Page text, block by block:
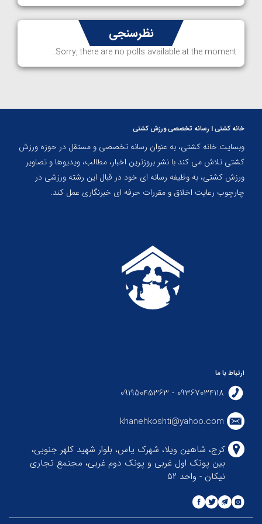
نظرسنجی
Sorry, there are no polls available at the moment.
خانه کشتی | رسانه تخصصی ورزش کشتی
وبسایت خانه کشتی، به عنوان رسانه تخصصی و مستقل در حوزه ورزش
کشتی تلاش می کند با نشر بروزترین اخبار، مطالب، ویدیوها و تصاویر
ورزش کشتی، به وظیفه رسانه ای خود در قبال این رشته ورزشی در
چارچوب رعایت اخلاق و مقررات حرفه ای خبرنگاری عمل کند.
ارتباط با ما
09367034118 - 09195045363
khanehkoshti@yahoo.com
کرج، شاهین ویلا، شهرک یاس، بلوار شهید کلهر جنوبی،
بین پونک اول غربی و پونک دوم غربی، مجتمع تجاری
نیکان - واحد ۵۲